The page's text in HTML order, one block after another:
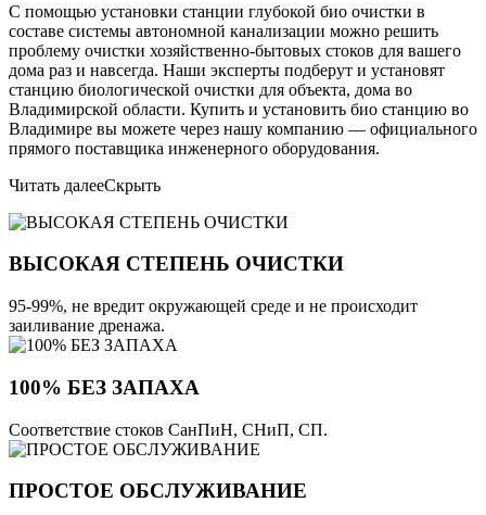
С помощью установки станции глубокой био очистки в
составе системы автономной канализации можно решить
проблему очистки хозяйственно-бытовых стоков для вашего
дома раз и навсегда. Наши эксперты подберут и установят
станцию биологической очистки для объекта, дома во
Владимирской области. Купить и установить био станцию во
Владимире вы можете через нашу компанию — официального
прямого поставщика инженерного оборудования.
Читать далееСкрыть
ВЫСОКАЯ СТЕПЕНЬ ОЧИСТКИ
95-99%, не вредит окружающей среде и не происходит
заиливание дренажа.
100% БЕЗ ЗАПАХА
Соответствие стоков СанПиН, СНиП, СП.
ПРОСТОЕ ОБСЛУЖИВАНИЕ